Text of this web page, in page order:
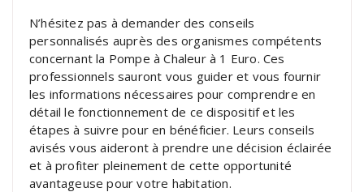
N’hésitez pas à demander des conseils
personnalisés auprès des organismes compétents
concernant la Pompe à Chaleur à 1 Euro. Ces
professionnels sauront vous guider et vous fournir
les informations nécessaires pour comprendre en
détail le fonctionnement de ce dispositif et les
étapes à suivre pour en bénéficier. Leurs conseils
avisés vous aideront à prendre une décision éclairée
et à profiter pleinement de cette opportunité
avantageuse pour votre habitation.